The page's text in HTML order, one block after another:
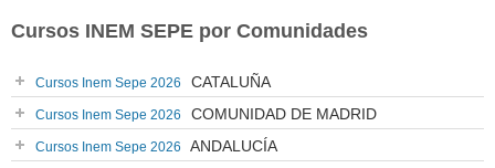
Cursos INEM SEPE por Comunidades
Cursos Inem Sepe 2026 CATALUÑA
Cursos Inem Sepe 2026 COMUNIDAD DE MADRID
Cursos Inem Sepe 2026 ANDALUCÍA